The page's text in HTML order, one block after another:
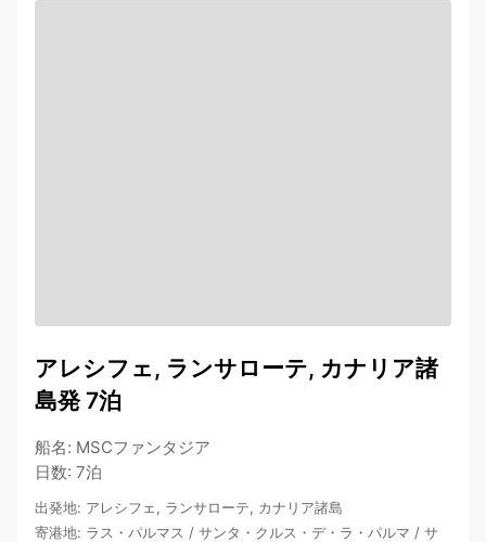
アレシフェ, ランサローテ, カナリア諸
島発 7泊
船名: MSCファンタジア
日数: 7泊
出発地: アレシフェ, ランサローテ, カナリア諸島
寄港地: ラス・パルマス / サンタ・クルス・デ・ラ・パルマ / サ